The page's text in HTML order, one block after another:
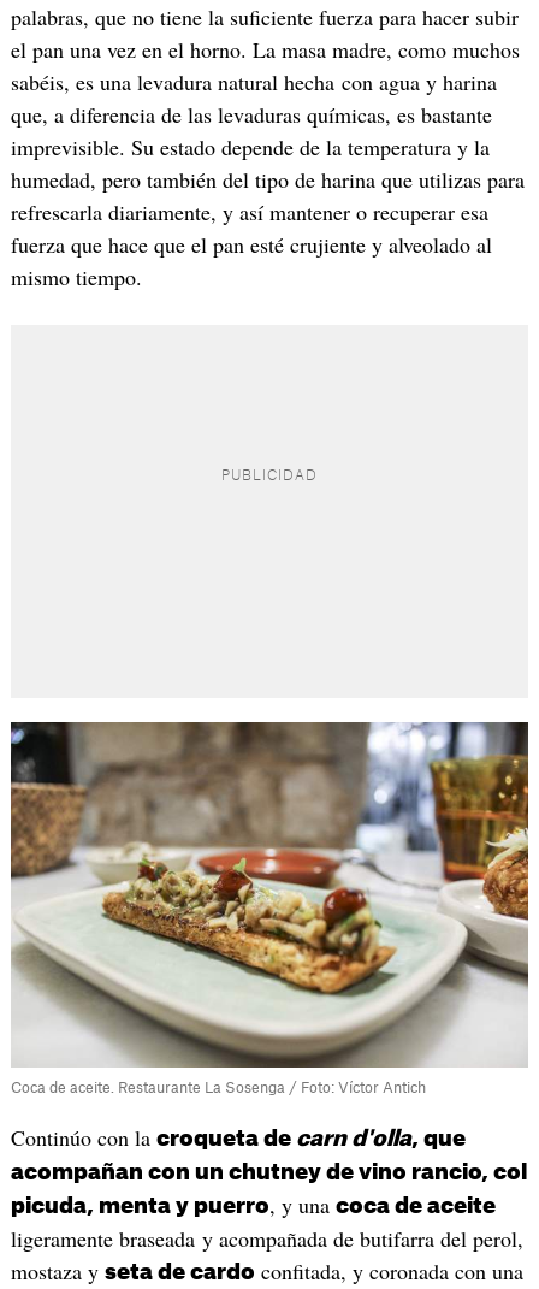
palabras, que no tiene la suficiente fuerza para hacer subir
el pan una vez en el horno. La masa madre, como muchos
sabéis, es una levadura natural hecha con agua y harina
que, a diferencia de las levaduras químicas, es bastante
imprevisible. Su estado depende de la temperatura y la
humedad, pero también del tipo de harina que utilizas para
refrescarla diariamente, y así mantener o recuperar esa
fuerza que hace que el pan esté crujiente y alveolado al
mismo tiempo.
Coca de aceite. Restaurante La Sosenga / Foto: Víctor Antich
Continúo con la croqueta de carn d'olla, que
acompañan con un chutney de vino rancio, col
picuda, menta y puerro, y una coca de aceite
ligeramente braseada y acompañada de butifarra del perol,
mostaza y seta de cardo confitada, y coronada con una